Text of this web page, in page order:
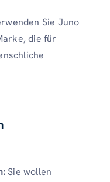
Sie Juno
die für
Sie wollen